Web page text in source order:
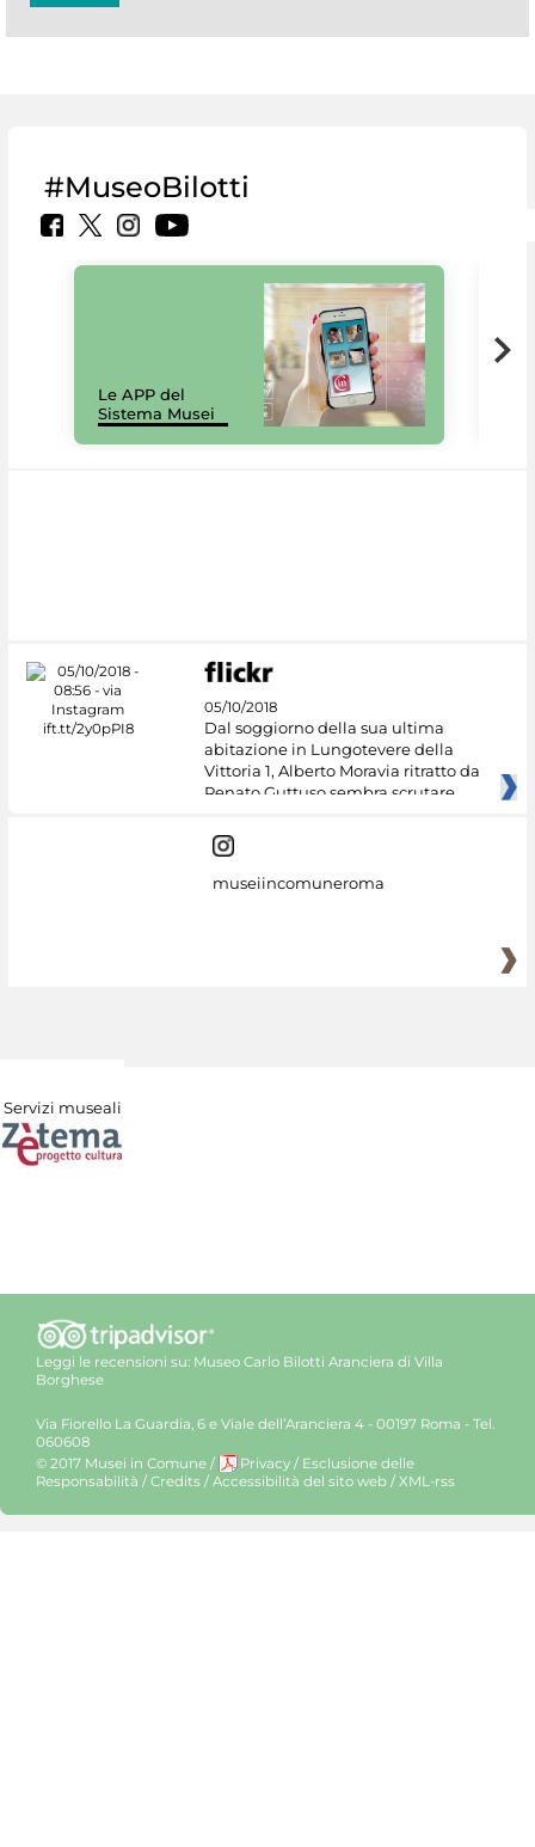
#MuseoBilotti
Le APP del
Sistema Musei
05/10/2018
Dal soggiorno della sua ultima
abitazione in Lungotevere della
Vittoria 1, Alberto Moravia ritratto da
Renato Guttuso sembra scrutare
museiincomuneroma
Servizi museali
Leggi le recensioni su: Museo Carlo Bilotti Aranciera di Villa
Borghese
Via Fiorello La Guardia, 6 e Viale dell’Aranciera 4 - 00197 Roma - Tel.
060608
© 2017 Musei in Comune / Privacy / Esclusione delle
Responsabilità / Credits / Accessibilità del sito web / XML-rss